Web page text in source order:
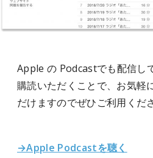
Apple の Podcastでも配信し
購読いただくことで、お気軽
だけますのでぜひご利用くだ
→Apple Podcastを聴く